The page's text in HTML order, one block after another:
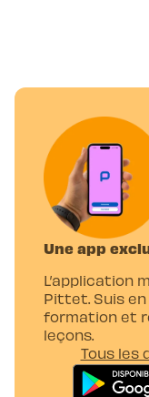
Une app
L’application
Pittet. Suis en
formation et
leçons.
Tous les